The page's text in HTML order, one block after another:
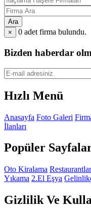
Ara
×
0 adet firma bulundu.
Bizden haberdar
Hızlı Menü
Anasayfa Foto Galeri
İlanları
Popüler
Oto Kiralama Restaurantlar
Yıkama 2.El Eşya
Gizlilik Ve